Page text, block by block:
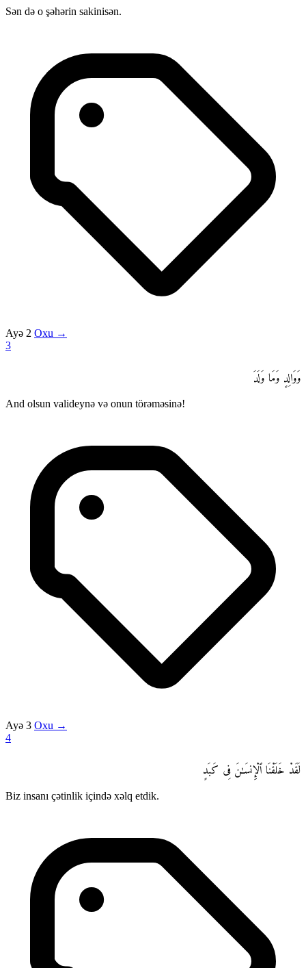
Sən də o şəhərin sakinisən.
Ayə 2 Oxu →
3
وَوَالِدٍ وَمَا وَلَدَ
And olsun valideynə və onun törəməsinə!
Ayə 3 Oxu →
4
لَقَدْ خَلَقْنَا ٱلْإِنسَـٰنَ فِى كَبَدٍ
Biz insanı çətinlik içində xəlq etdik.